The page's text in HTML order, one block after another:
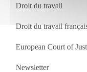
Droit du travail
Droit du travail
European Court of
Newsletter